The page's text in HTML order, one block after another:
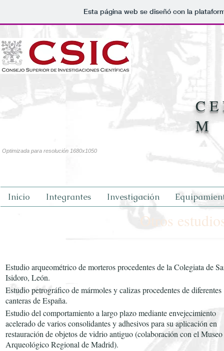
Esta página web se diseñó con la
C E
M
Optimizada para resolución 1680x1050
Inicio Integrantes Investigación
Otros
Estudio arqueométrico de morteros procedentes de la Colegiata de
Isidoro, León.
Estudio petrográfico de mármoles y calizas procedentes de diferentes
canteras de España.
Estudio del comportamiento a largo plazo mediante envejecimiento
acelerado de varios consolidantes y adhesivos para su aplicación en
restauración de objetos de vidrio antiguo (colaboración con el Museo
Arqueológico Regional de Madrid).